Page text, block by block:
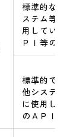
標準的な
ステム等
用してい
ＰＩ等の
標準的で
他システ
に使用し
のＡＰＩ